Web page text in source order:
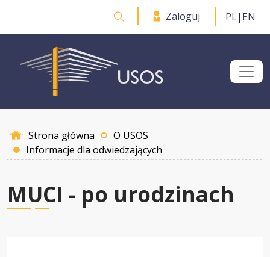
Przejdź do treści
Otwórz wyszukiwarkę
Zaloguj PL| EN
Strona główna
O USOS
Informacje dla odwiedzających
MUCI - po urodzinach